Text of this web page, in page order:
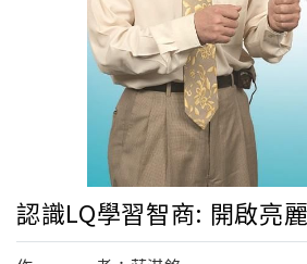
認識LQ學習智商: 開啟亮